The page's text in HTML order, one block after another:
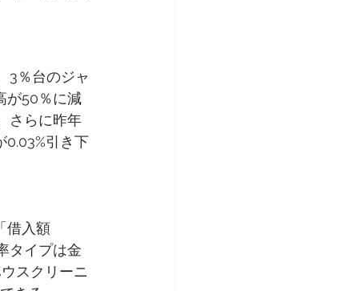
3％台のジャ
が50％に減
さらに昨年
0.03%引き下
借入額
タイプは金
スクリーニ